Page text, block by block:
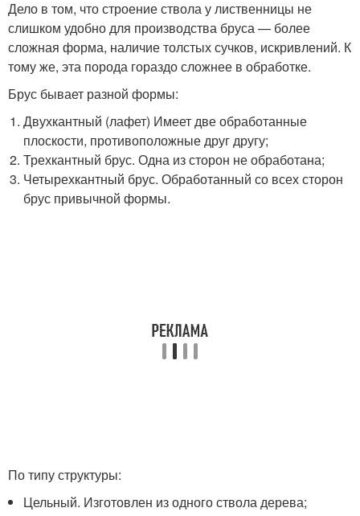
Дело в том, что строение ствола у лиственницы не
слишком удобно для производства бруса — более
сложная форма, наличие толстых сучков, искривлений. К
тому же, эта порода гораздо сложнее в обработке.
Брус бывает разной формы:
Двухкантный (лафет) Имеет две обработанные
плоскости, противоположные друг другу;
Трехкантный брус. Одна из сторон не обработана;
Четырехкантный брус. Обработанный со всех сторон
брус привычной формы.
По типу структуры:
Цельный. Изготовлен из одного ствола дерева;